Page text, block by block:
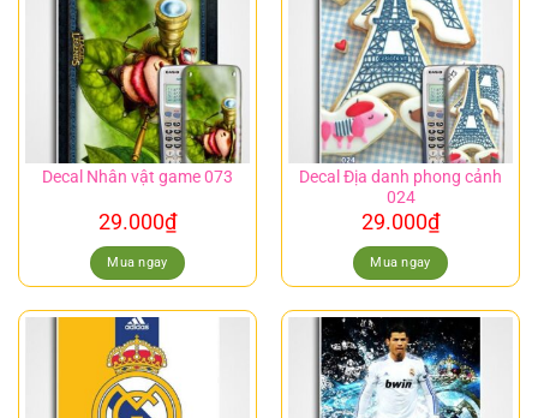
Decal Nhân vật game 073
29.000₫
Mua ngay
Decal Địa danh phong cảnh
024
29.000₫
Mua ngay